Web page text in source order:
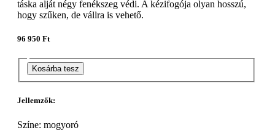
táska alját négy fenékszeg védi. A kézifogója olyan hosszú,
hogy szűken, de vállra is vehető.
96 950 Ft
Kosárba tesz
Jellemzők:
Színe: mogyoró